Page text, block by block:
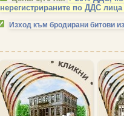
нерегистрираните по ДДС лица
Изход към бродирани битови